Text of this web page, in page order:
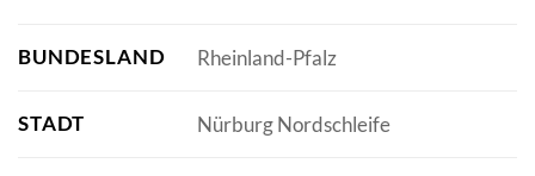
BUNDESLAND Rheinland-Pfalz
STADT Nürburg Nordschleife